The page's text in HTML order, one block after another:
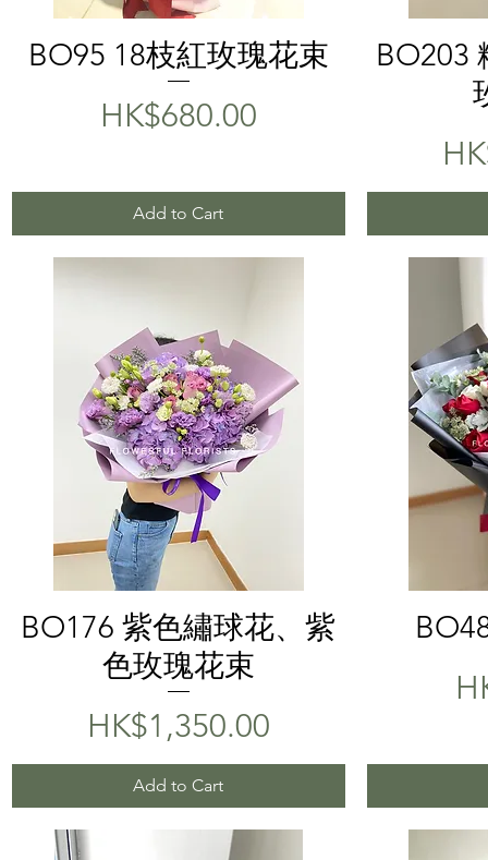
Quick View
BO95 18枝紅玫瑰花束
Price
HK$680.00
Add to Cart
BO203
Quick View
BO176 紫色繡球花、紫
色玫瑰花束
Price
HK$1,350.00
Add to Cart